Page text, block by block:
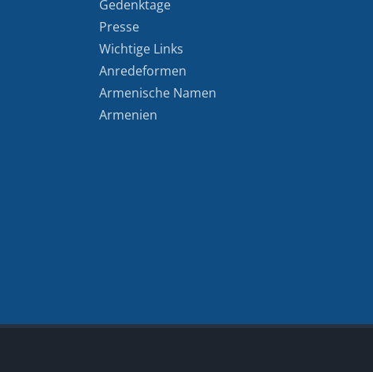
Gedenktage
Presse
Wichtige Links
Anredeformen
Armenische Namen
Armenien